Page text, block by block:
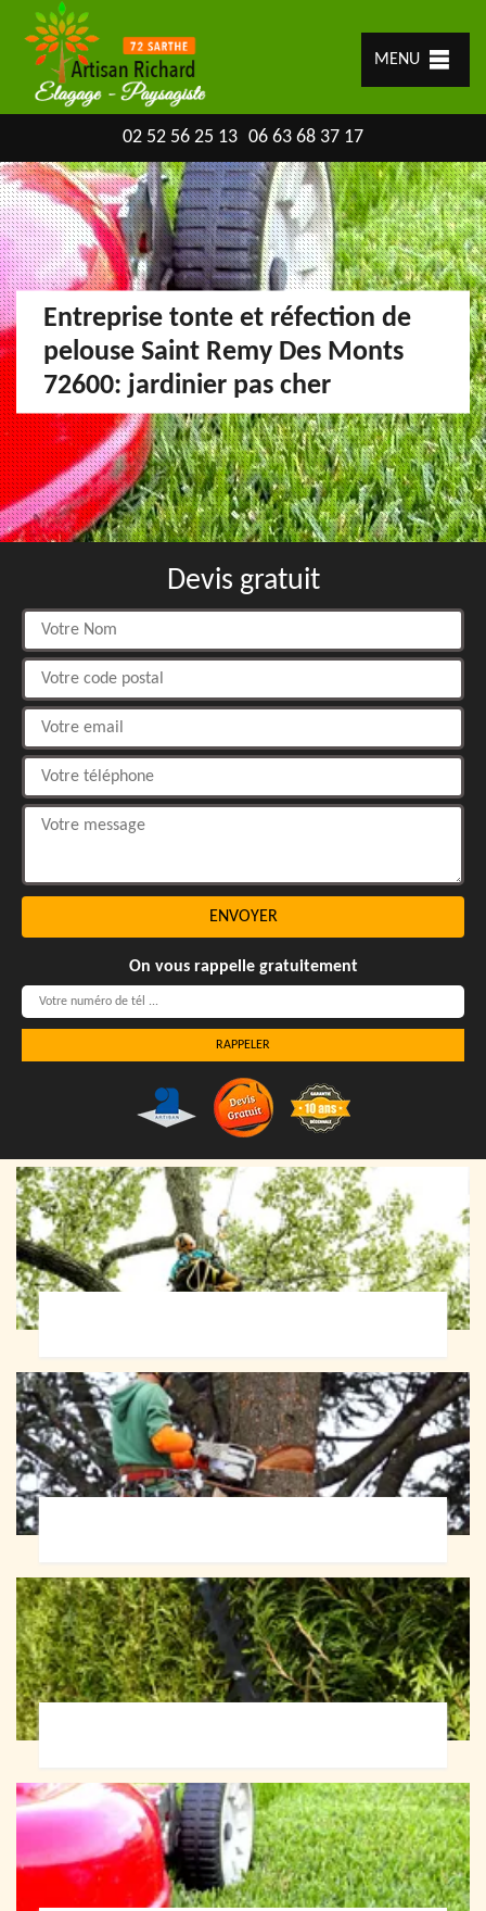
MENU
02 52 56 25 13 06 63 68 37 17
Entreprise tonte et réfection de
pelouse Saint Remy Des Monts
72600: jardinier pas cher
Devis gratuit
On vous rappelle gratuitement